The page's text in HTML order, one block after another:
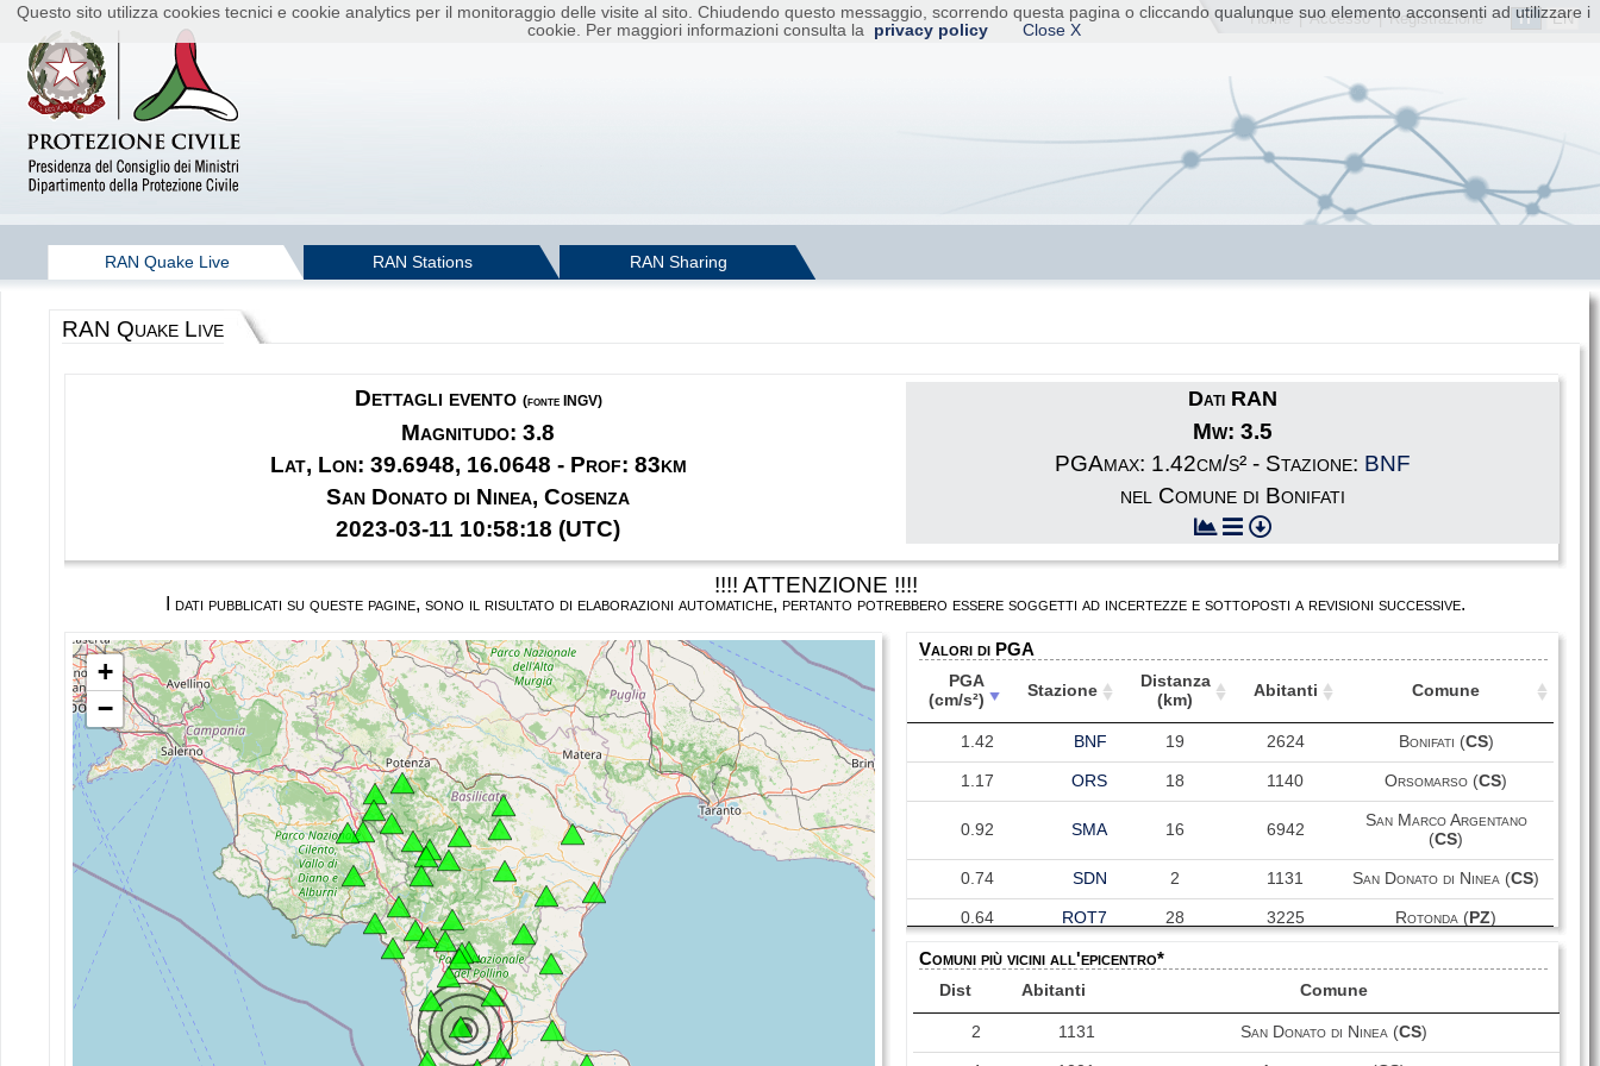
IT EN
Home |Accesso| Registrazione
Questo sito utilizza cookies tecnici e cookie analytics per il monitoraggio delle visite al sito. Chiudendo questo messaggio, scorrendo questa pagina o cliccando qualunque suo elemento acconsenti ad utilizzare i
cookie. Per maggiori informazioni consulta la
privacy policy Close X
RAN Quake Live RAN Stations RAN Sharing
RAN Quake Live
Dettagli evento (fonte INGV)
Magnitudo: 3.8
Lat, Lon: 39.6948, 16.0648 - Prof: 83km
San Donato di Ninea, Cosenza
2023-03-11 10:58:18 (UTC)
Dati RAN
Mw: 3.5
PGAmax: 1.42cm/s² - Stazione: BNF
nel Comune di Bonifati
!!!! ATTENZIONE !!!!
I dati pubblicati su queste pagine, sono il risultato di elaborazioni automatiche, pertanto potrebbero essere soggetti ad incertezze e sottoposti a revisioni successive.
+
−
Valori di PGA
PGA
(cm/s²)
Stazione
Distanza
(km)
Abitanti Comune
PGA
(cm/s²)
Stazione
Distanza
(km)
Abitanti Comune
1.42 BNF 19 2624 Bonifati (CS)
1.17 ORS 18 1140 Orsomarso (CS)
0.92 SMA 16 6942
San Marco Argentano
(CS)
0.74 SDN 2 1131 San Donato di Ninea (CS)
0.64 ROT7 28 3225 Rotonda ( PZ)
0.63 MRA
0.46 SNA 6032
Castelluccio Superiore
(PZ)
Comuni più vicini all'epicentro*
Dist Abitanti Comune
2 1131 San Donato di Ninea (CS)